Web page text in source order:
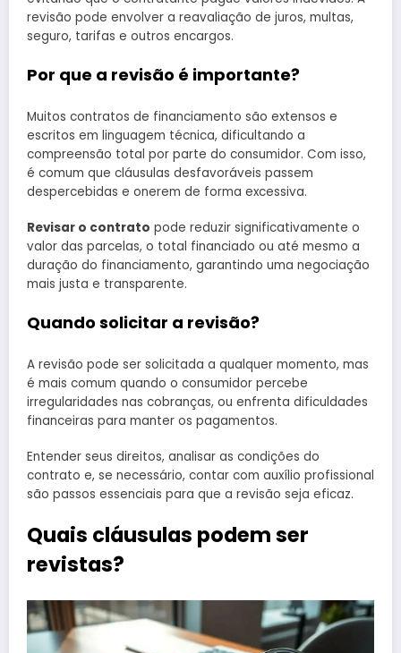
revisão pode envolver a reavaliação de juros, multas,
seguro, tarifas e outros encargos.
Por que a revisão é importante?
Muitos contratos de financiamento são extensos e
escritos em linguagem técnica, dificultando a
compreensão total por parte do consumidor. Com isso,
é comum que cláusulas desfavoráveis passem
despercebidas e onerem de forma excessiva.
Revisar o contrato pode reduzir significativamente o
valor das parcelas, o total financiado ou até mesmo a
duração do financiamento, garantindo uma negociação
mais justa e transparente.
Quando solicitar a revisão?
A revisão pode ser solicitada a qualquer momento, mas
é mais comum quando o consumidor percebe
irregularidades nas cobranças, ou enfrenta dificuldades
financeiras para manter os pagamentos.
Entender seus direitos, analisar as condições do
contrato e, se necessário, contar com auxílio profissional
são passos essenciais para que a revisão seja eficaz.
Quais cláusulas podem ser
revistas?